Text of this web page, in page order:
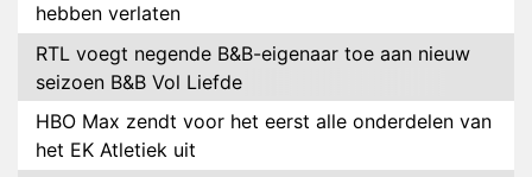
hebben verlaten
RTL voegt negende B&B-eigenaar toe aan nieuw
seizoen B&B Vol Liefde
HBO Max zendt voor het eerst alle onderdelen van
het EK Atletiek uit